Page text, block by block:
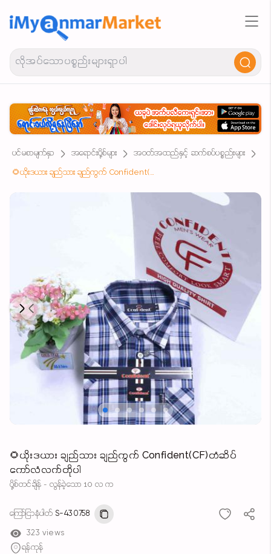
ပင်မစာမျက်နှာ အရောင်းပို့စ်များ
အဝတ်အထည်နှင့် ဆက်စပ်ပစ္စည်းများ
🌻ယိုးဒယား ချည်သား ချည်ကွက် Confident(CF)တံဆိပ် ကော်လံလက်တိုပါ
Previous
Next
🌻ယိုးဒယား ချည်သား ချည်ကွက် Confident(CF)တံဆိပ်
ကော်လံလက်တိုပါ
ပို့စ်တင်ချိန် - လွန်ခဲ့သော 10 လ က
ကြော်ငြာနံပါတ် S-430758
323 views
ရန်ကုန်